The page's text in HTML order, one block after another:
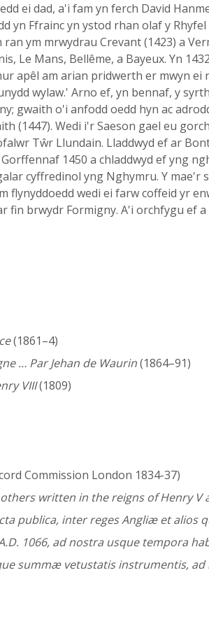
ei dad, a'i fam yn ferch David
yn Ffrainc yn ystod rhan olaf y
ym mrwydrau Crevant (1423) a
Le Mans, Bellême, a Bayeux. Yn
apêl am arian pridwerth er mwyn ei
wylaw.' Arno ef, yn bennaf, y
gwaith o'i anfodd oedd hyn ac
Wedi i'r Saeson gael eu
Tŵr Llundain. Lladdwyd ef ar
1450 a chladdwyd ef yng
cyffredinol yng Nghymru. Y mae'r
flynyddoedd wedi ei farw coffeid yr
fin brwydr Formigny. A'i orchfygu ef
(1861–4)
… Par Jehan de Waurin(1864–91)
VIII(1809)
Commission London 1834-37)
written in the reigns of Henry V
publica, inter reges Angliæ et alios
1066, ad nostra usque tempora
summæ vetustatis instrumentis,